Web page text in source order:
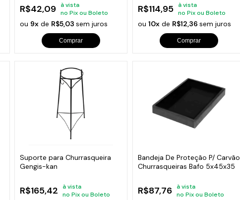
R$42,09
à vista
no Pix ou Boleto
ou 9x de R$5,03sem juros
Comprar
R$114,95
à vista
no Pix ou Boleto
ou 10xde R$12,36 sem juros
Comprar
Suporte para Churrasqueira
Gengis-kan
R$165,42
à vista
no Pix ou Boleto
Bandeja De Proteção P/ Carvão
Churrasqueiras Bafo 5x45x35
R$87,76
à vista
no Pix ou Boleto